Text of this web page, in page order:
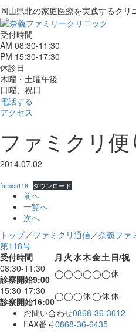
岡山県北の家庭医療を実践するクリ
受付時間
AM 08:30-11:30
PM 15:30-17:30
休診日
木曜・土曜午後
日曜、祝日
電話する
アクセス
ファミクリ
2014.07.02
famicli118 ダウンロード
前へ
一覧へ
次へ
トップ／ファミクリ通信／奈義ファ
第118号
受付時間
月 火水木金土 日/祝
08:30-11:30
診察開始9:00 ◯◯◯◯◯◯休
15:30-17:30
診察開始16:00◯◯◯休◯休休
お問い合わせ0868-36-3012
FAX番号0868-36-6435